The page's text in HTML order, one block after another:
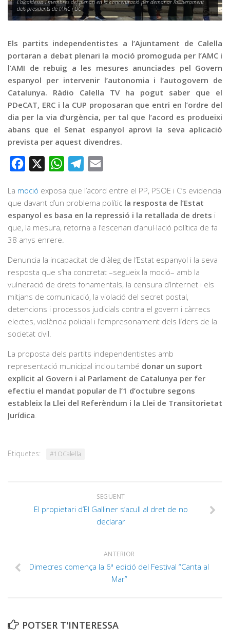
Publicitat
Contacte
L’alcaldessa i membres del plenari en la concentració per demanar l’alliberament
dels presidents de l’ANC i ÒC
Els partits independentistes a l’Ajuntament de Calella
portaran a debat plenari la moció promoguda per l’AMC i
l’AMI de rebuig a les mesures anunciades pel Govern
espanyol per intervenir l’autonomia i l’autogovern de
Catalunya. Ràdio Calella TV ha pogut saber que el
PDeCAT, ERC i la CUP proposaran que entri en l’ordre del
dia per la via d’urgència, per tal que l’acord es produeixi
abans que el Senat espanyol aprovi la seva aplicació
prevista per aquest divendres.
Facebook WhatsAppTelegram
La moció exposa que l’acord entre el PP, PSOE i C’s evidencia
que davant d’un problema polític la resposta de l’Estat
espanyol es basa en la repressió i la retallada de drets i
que, la mesura, retorna a l’escenari d’anul·lació política de fa
38 anys enrere.
Denuncia la incapacitat de diàleg de l’Estat espanyol i la seva
resposta que s’ha concretat –segueix la moció– amb la
vulneració de drets fonamentals, la censura d’Internet i els
mitjans de comunicació, la violació del secret postal,
detencions i processos judicials contra el govern i càrrecs
electes, violència policial i l’empresonament dels líders de la
societat civil.
La proposta dels partits independentistes amb
representació municipal inclou també donar un suport
explícit al Govern i al Parlament de Catalunya per fer
efectiu el mandat popular de l’1 d’octubre segons
estableix la Llei del Referèndum i la Llei de Transitorietat
Jurídica
Etiquetes: #1OCalella
SEGÜENT
El propietari d’El Galliner s’acull al dret de no
declarar
ANTERIOR
Dimecres comença la 6ª edició del Festival “Canta al
Mar”
POTSER T'INTERESSA